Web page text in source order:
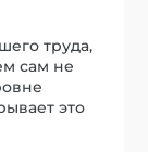
труда,
сам не
это